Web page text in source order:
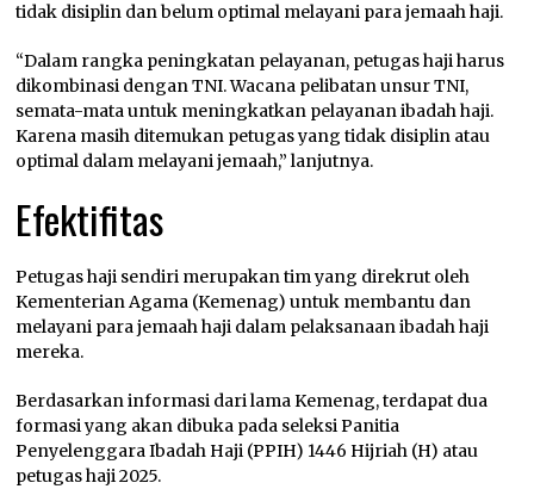
tidak disiplin dan belum optimal melayani para jemaah haji.
“Dalam rangka peningkatan pelayanan, petugas haji harus
dikombinasi dengan TNI. Wacana pelibatan unsur TNI,
semata-mata untuk meningkatkan pelayanan ibadah haji.
Karena masih ditemukan petugas yang tidak disiplin atau
optimal dalam melayani jemaah,” lanjutnya.
Efektifitas
Petugas haji sendiri merupakan tim yang direkrut oleh
Kementerian Agama (Kemenag) untuk membantu dan
melayani para jemaah haji dalam pelaksanaan ibadah haji
mereka.
Berdasarkan informasi dari lama Kemenag, terdapat dua
formasi yang akan dibuka pada seleksi Panitia
Penyelenggara Ibadah Haji (PPIH) 1446 Hijriah (H) atau
petugas haji 2025.